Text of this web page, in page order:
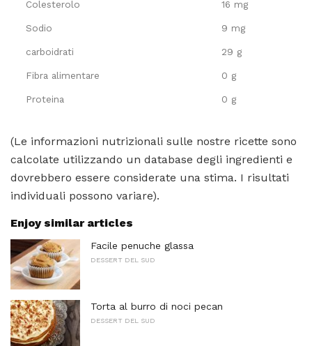
Colesterolo 16 mg
Sodio 9 mg
carboidrati 29 g
Fibra alimentare 0 g
Proteina 0 g
(Le informazioni nutrizionali sulle nostre ricette sono
calcolate utilizzando un database degli ingredienti e
dovrebbero essere considerate una stima. I risultati
individuali possono variare).
Enjoy similar articles
Facile penuche glassa
DESSERT DEL SUD
Torta al burro di noci pecan
DESSERT DEL SUD